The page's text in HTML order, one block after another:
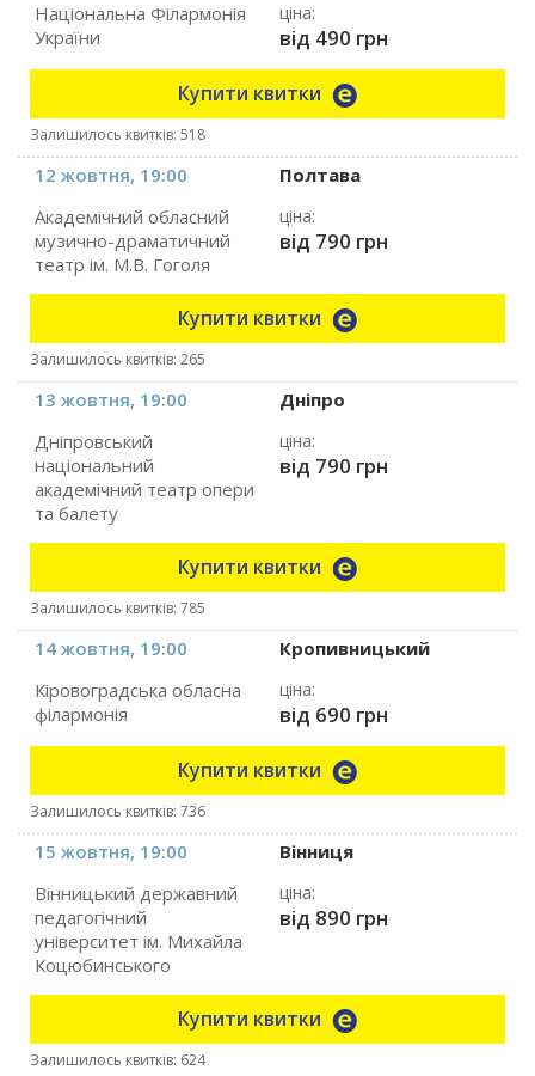
Національна Філармонія
України
ціна:
від 490 грн
Купити квитки
Залишилось квитків: 518
12 жовтня, 19:00
Полтава
Академічний обласний
музично-драматичний
театр ім. М.В. Гоголя
ціна:
від 790 грн
Купити квитки
Залишилось квитків: 265
13 жовтня, 19:00
Дніпро
Дніпровський
національний
академічний театр опери
та балету
ціна:
від 790 грн
Купити квитки
Залишилось квитків: 785
14 жовтня, 19:00
Кропивницький
Кіровоградська обласна
філармонія
ціна:
від 690 грн
Купити квитки
Залишилось квитків: 736
15 жовтня, 19:00
Вінниця
Вінницький державний
педагогічний
університет ім. Михайла
Коцюбинського
ціна:
від 890 грн
Купити квитки
Залишилось квитків: 624